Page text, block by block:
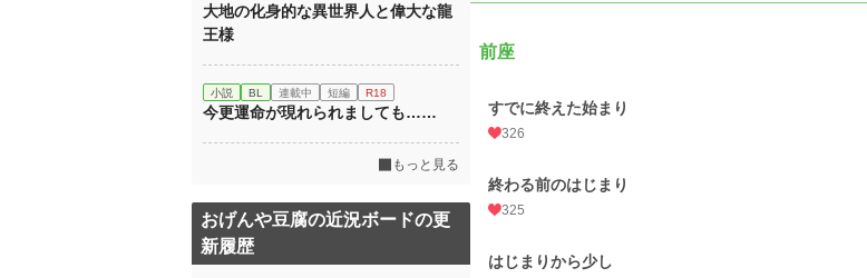
前座
すでに終えた始まり
326
終わる前のはじまり
325
はじまりから少し
大地の化身的な異世界人と偉大な龍
王様
小説 BL 連載中 短編 R18
今更運命が現れられましても……
もっと見る
おげんや豆腐の近況ボードの更
新履歴